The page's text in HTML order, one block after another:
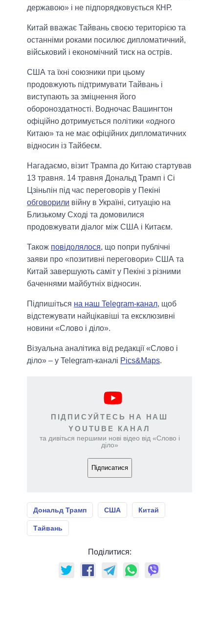
державою» і не підпорядковується КНР.
Китай вважає Тайвань своєю територією та
останніми роками посилює дипломатичний,
військовий і економічний тиск на острів.
США та їхні союзники при цьому
продовжують підтримувати Тайвань і
виступають за зміцнення його
обороноздатності. Водночас Вашингтон
офіційно дотримується політики «одного
Китаю» та не має офіційних дипломатичних
відносин із Тайбеєм.
Нагадаємо, візит Трампа до Китаю стартував
13 травня. 14 травня Дональд Трамп і Сі
Цзіньпін під час переговорів у Пекіні
обговорили війну в Україні, ситуацію на
Близькому Сході та домовилися
продовжувати діалог між США і Китаєм.
Також повідолялося, що попри публічні
заяви про «позитивні переговори» США та
Китай завершують саміт у Пекіні з різними
баченнями майбутніх відносин.
Підпишіться на наш Telegram-канал, щоб
відстежувати найцікавіші та ексклюзивні
новини «Слово і діло».
Візуальна аналітика від редакції «Слово і
діло» – у Telegram-каналі Pics&Maps.
ПІДПИСУЙТЕСЬ НА НАШ
YOUTUBE КАНАЛ
та дивіться першими нові відео від «Слово і
діло»
Підписатися
Дональд Трамп США Китай
Тайвань
Поділитися: